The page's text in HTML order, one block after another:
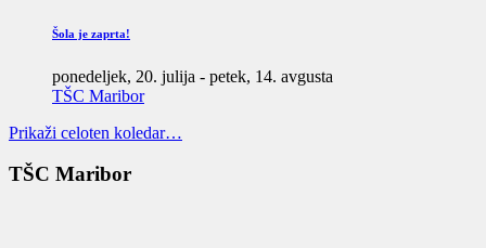
Šola je zaprta!
ponedeljek, 20. julija - petek, 14. avgusta
TŠC Maribor
Prikaži celoten koledar…
TŠC Maribor